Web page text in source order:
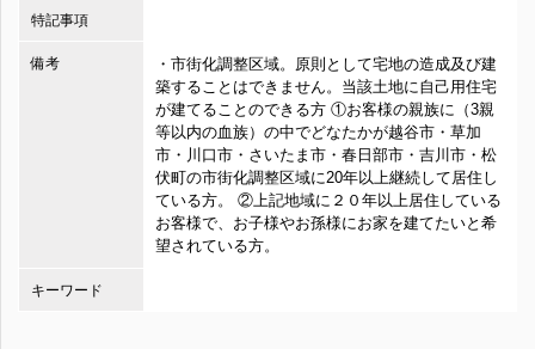
特記事項
備考
・市街化調整区域。原則として宅地の造成及び建
築することはできません。当該土地に自己用住宅
が建てることのできる方 ①お客様の親族に（3親
等以内の血族）の中でどなたかが越谷市・草加
市・川口市・さいたま市・春日部市・吉川市・松
伏町の市街化調整区域に20年以上継続して居住し
ている方。 ②上記地域に２０年以上居住している
お客様で、お子様やお孫様にお家を建てたいと希
望されている方。
キーワード